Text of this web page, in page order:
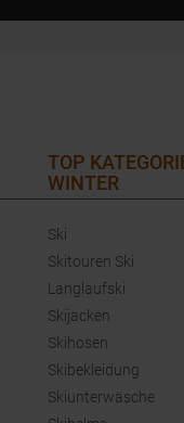
TOP
WINTER
Ski
Skitouren Ski
Langlaufski
Skijacken
Skihosen
Skibekleidung
Skiunterwäsche